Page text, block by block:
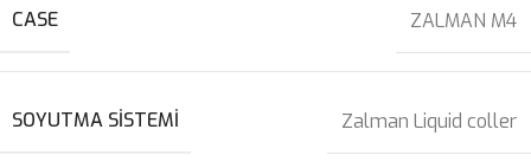
CASE ZALMAN M4
SOYUTMA SISTEMI Zalman Liquid coller